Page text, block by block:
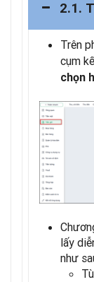
2.1.
Trên
cụm
chọn
lấy
như